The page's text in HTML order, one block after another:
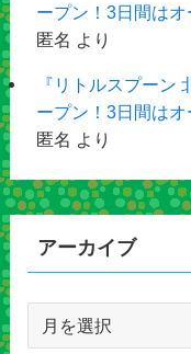
ープン！3日間は
匿名 より
『リトルスプーン
ープン！3日間は
匿名 より
アーカイブ